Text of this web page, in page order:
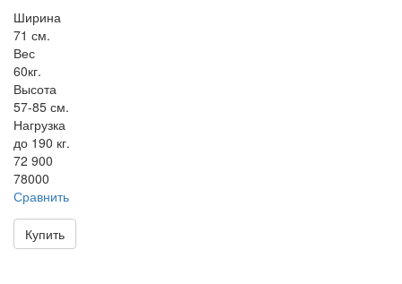
Ширина
71 см.
Вес
60кг.
Высота
57-85 см.
Нагрузка
до 190 кг.
72 900
78000
Сравнить
Купить